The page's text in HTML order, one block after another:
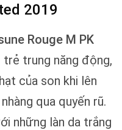
2019
Rouge M PK
trung năng động,
của son khi lên
qua quyến rũ.
những làn da trắng